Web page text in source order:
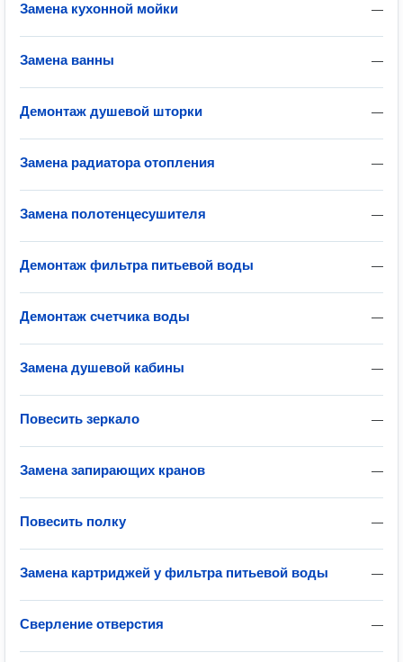
—
Замена кухонной мойки
—
Замена ванны
—
Демонтаж душевой шторки
—
Замена радиатора отопления
—
Замена полотенцесушителя
—
Демонтаж фильтра питьевой воды
—
Демонтаж счетчика воды
—
Замена душевой кабины
—
Повесить зеркало
—
Замена запирающих кранов
—
Повесить полку
—
Замена картриджей у фильтра питьевой воды
—
Сверление отверстия